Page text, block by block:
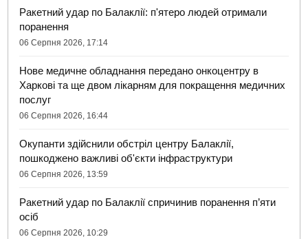
Ракетний удар по Балаклії: п'ятеро людей отримали
поранення
06 Серпня 2026, 17:14
Нове медичне обладнання передано онкоцентру в
Харкові та ще двом лікарням для покращення медичних
послуг
06 Серпня 2026, 16:44
Окупанти здійснили обстріл центру Балаклії,
пошкоджено важливі об'єкти інфраструктури
06 Серпня 2026, 13:59
Ракетний удар по Балаклії спричинив поранення п’яти
осіб
06 Серпня 2026, 10:29